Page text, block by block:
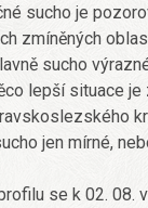
sucho je
zmíněných
sucho
lepší situace je
jen mírné,
se k 02. 08.